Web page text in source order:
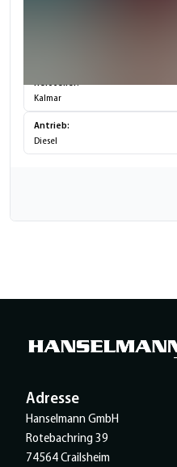
Hersteller:
Kalmar
Antrieb:
Diesel
Adresse
Hanselmann GmbH
Rotebachring 39
74564 Crailsheim